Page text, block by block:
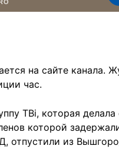
на сайте канала.
час.
ТВі, которая
которой
отпустили из